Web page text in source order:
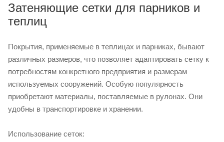
Затеняющие сетки для парников и
теплиц
Покрытия, применяемые в теплицах и парниках, бывают
различных размеров, что позволяет адаптировать сетку к
потребностям конкретного предприятия и размерам
используемых сооружений. Особую популярность
приобретают материалы, поставляемые в рулонах. Они
удобны в транспортировке и хранении.
Использование сеток: